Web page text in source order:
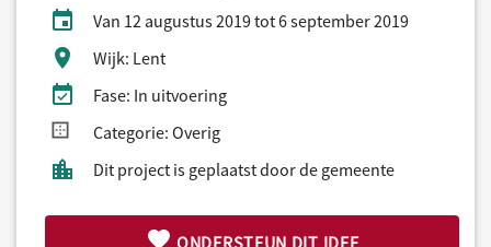
Van 12 augustus 2019 tot 6 september 2019
Wijk: Lent
Fase: In uitvoering
Categorie: Overig
Dit project is geplaatst door de gemeente
ONDERSTEUN DIT IDEE